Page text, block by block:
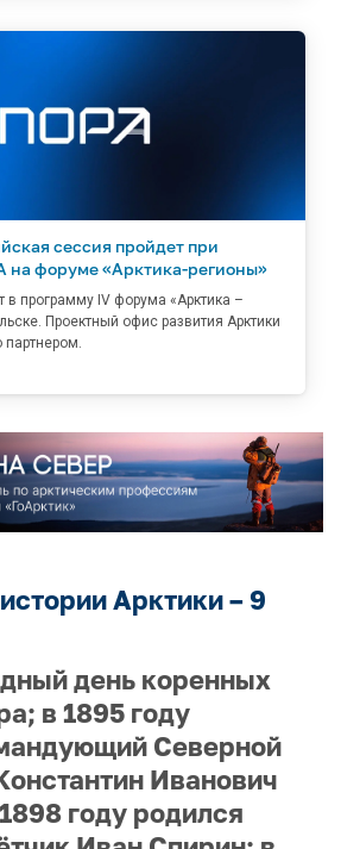
сессия пройдет при
на форуме «Арктика-регионы»
в программу IV форума «Арктика –
Проектный офис развития Арктики
партнером.
Арктики – 9
день коренных
в 1895 году
Северной
Иванович
году родился